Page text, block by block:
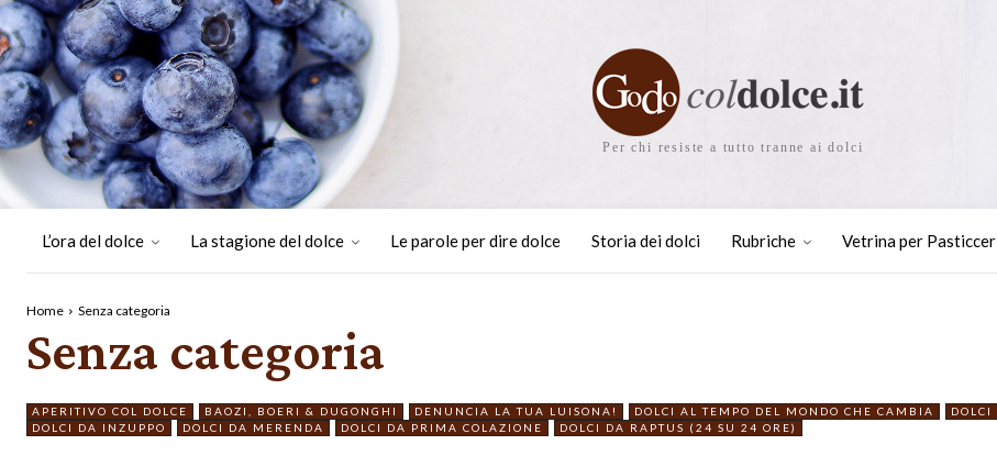
Per chi resiste a tutto tranne ai dolci
L’ora del dolce La stagione del dolce Le parole per dire dolce Storia dei dolci Rubriche Vetrina per
Home Senza categoria
Senza categoria
APERITIVO COL DOLCE BAOZI, BOERI & DUGONGHI DENUNCIA LA TUA LUISONA! DOLCI AL TEMPO DEL MONDO CHE CAMBIA DOLCI
DOLCI DA INZUPPO
DOLCI DA MERENDA DOLCI DA PRIMA COLAZIONE DOLCI DA RAPTUS (24 SU 24 ORE)